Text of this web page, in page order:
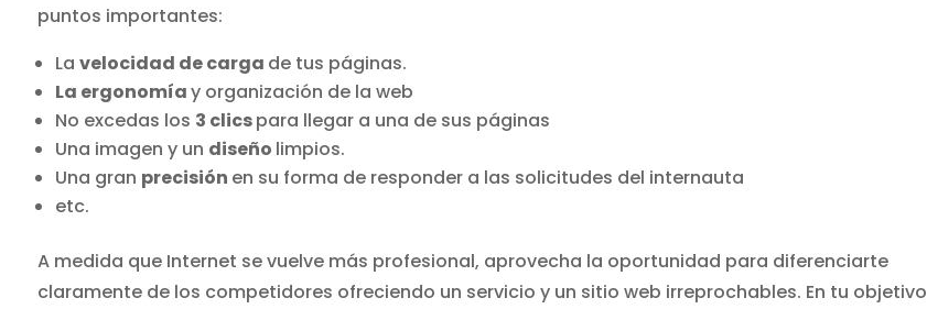
puntos importantes:
La velocidad de carga de tus páginas.
La ergonomíay organización de la web
No excedas los 3 clicspara llegar a una de sus páginas
Una imagen y un diseño limpios.
Una gran precisión en su forma de responder a las solicitudes del internauta
etc.
A medida que Internet se vuelve más profesional, aprovecha la oportunidad para diferenciarte
claramente de los competidores ofreciendo un servicio y un sitio web irreprochables. En tu objetivo